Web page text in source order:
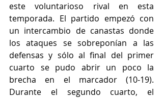
este voluntarioso rival en esta
temporada. El partido empezó con
un intercambio de canastas donde
los ataques se sobreponían a las
defensas y sólo al final del primer
cuarto se pudo abrir un poco la
brecha en el marcador (10-19).
Durante el segundo cuarto, el